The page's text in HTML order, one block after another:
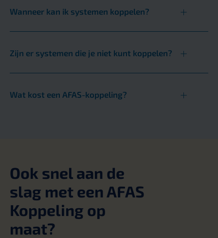
Wanneer kan ik systemen koppelen?
Zijn er systemen die je niet kunt koppelen?
Wat kost een AFAS-koppeling?
Ook snel aan de
slag met een AFAS
Koppeling op
maat?